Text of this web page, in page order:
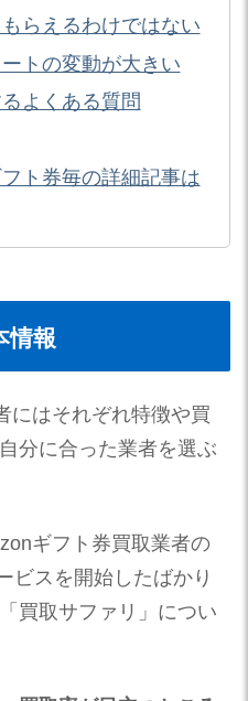
らえるわけではない
トの変動が大きい
よくある質問
ト券毎の詳細記事は
情報
にはそれぞれ特徴や買
分に合った業者を選ぶ
ギフト券買取業者の
ビスを開始したばかり
買取サファリ」につい